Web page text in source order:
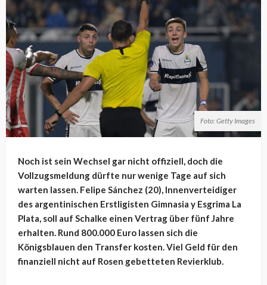
Foto: Getty Images
Noch ist sein Wechsel gar nicht offiziell, doch die
Vollzugsmeldung dürfte nur wenige Tage auf sich
warten lassen. Felipe Sánchez (20), Innenverteidiger
des argentinischen Erstligisten Gimnasia y Esgrima La
Plata, soll auf Schalke einen Vertrag über fünf Jahre
erhalten. Rund 800.000 Euro lassen sich die
Königsblauen den Transfer kosten. Viel Geld für den
finanziell nicht auf Rosen gebetteten Revierklub.